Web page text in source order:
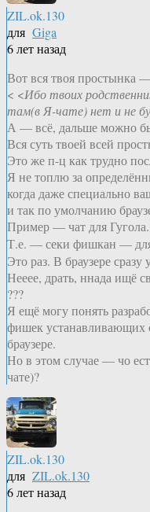
ZIL.ok.130
для Giga
6 лет назад
Вот вся твоя простынка
< <Ибо твоих
там(в Я-чате) нет и не
А — всё, дальше можно
Вся суть твоей всей
Это же п-ц как трудно
Я не топлю за
когда даже специально
и так по умолчанию
Пример — чат для Гугола.
Т.е. — секи фишкан — для
Это раз. В браузере
Нееее, драть, ннада ищё
???
Я ещё могу понять
фишек устанавливающих
браузере.
Но в этом случае — чо
чате)?
ZIL.ok.130
для ZIL.ok.130
6 лет назад